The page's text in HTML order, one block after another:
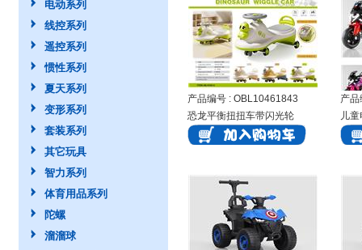
电动系列
线控系列
遥控系列
惯性系列
夏天系列
变形系列
套装系列
其它玩具
智力系列
体育用品系列
陀螺
溜溜球
产品编号 : OBL10461843
恐龙平衡扭扭车带闪光轮
产
儿